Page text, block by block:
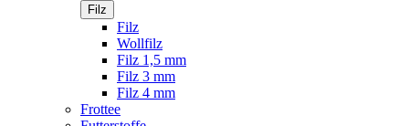
Filz
Filz
Wollfilz
Filz 1,5 mm
Filz 3 mm
Filz 4 mm
Frottee